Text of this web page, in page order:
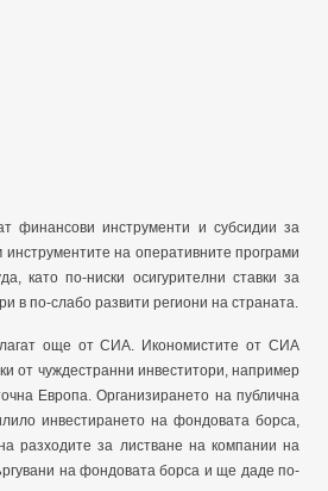
финансови инструменти и субсидии за
на оперативните програми
като по-ниски осигурителни ставки за
в по-слабо развити региони на страната.
още от СИА. Икономистите от СИА
от чуждестранни инвеститори, например
Европа. Организирането на публична
инвестирането на фондовата борса,
разходите за листване на компании на
на фондовата борса и ще даде по-